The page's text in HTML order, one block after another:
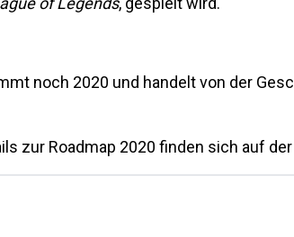
noch 2020 und handelt von der
zur Roadmap 2020 finden sich auf der